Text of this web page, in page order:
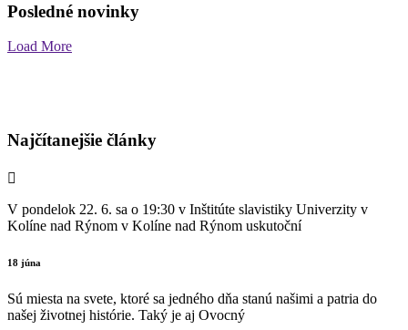
Posledné novinky
Load More
Najčítanejšie články
V pondelok 22. 6. sa o 19:30 v Inštitúte slavistiky Univerzity v
Kolíne nad Rýnom v Kolíne nad Rýnom uskutoční
18 júna
Sú miesta na svete, ktoré sa jedného dňa stanú našimi a patria do
našej životnej histórie. Taký je aj Ovocný